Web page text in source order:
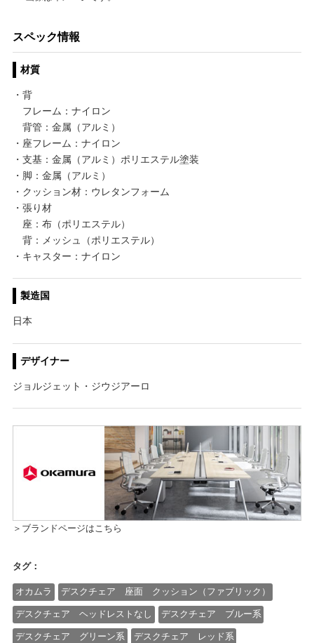
スペック情報
材質
・背
フレーム：ナイロン
背管：金属（アルミ）
・座フレーム：ナイロン
・支基：金属（アルミ）ポリエステル塗装
・脚：金属（アルミ）
・クッション材：ウレタンフォーム
・張り材
座：布（ポリエステル）
背：メッシュ（ポリエステル）
・キャスター：ナイロン
製造国
日本
デザイナー
ジョルジェット・ジウジアーロ
＞ブランドページはこちら
タグ：
オカムラ デスクチェア 座面 クッション（ファブリック）
デスクチェア ヘッドレストなし デスクチェア ブルー系
デスクチェア グリーン系 デスクチェア レッド系